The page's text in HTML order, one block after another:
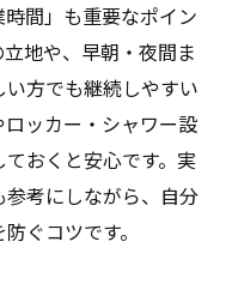
台ジムの工夫とは
け方のポイント紹
ム活用法
活用法を徹底解説
用アイデア紹介
間」も重要なポイン
地や、早朝・夜間ま
方でも継続しやすい
ッカー・シャワー設
おくと安心です。実
考にしながら、自分
ぐコツです。